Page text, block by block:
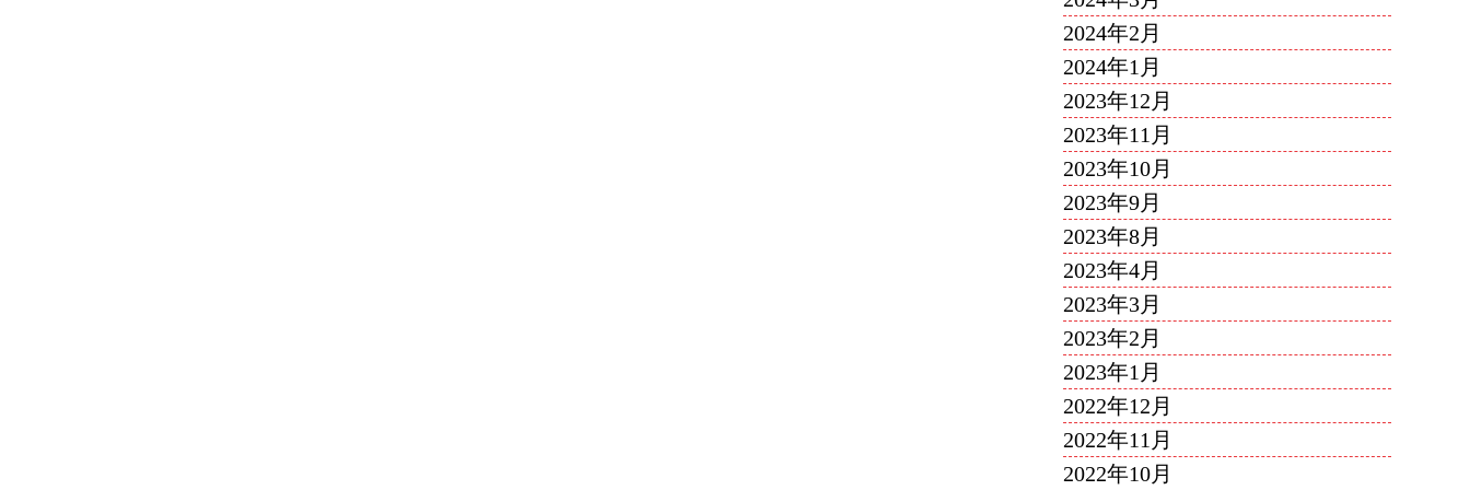
2024年2月
2024年1月
2023年12月
2023年11月
2023年10月
2023年9月
2023年8月
2023年4月
2023年3月
2023年2月
2023年1月
2022年12月
2022年11月
2022年10月